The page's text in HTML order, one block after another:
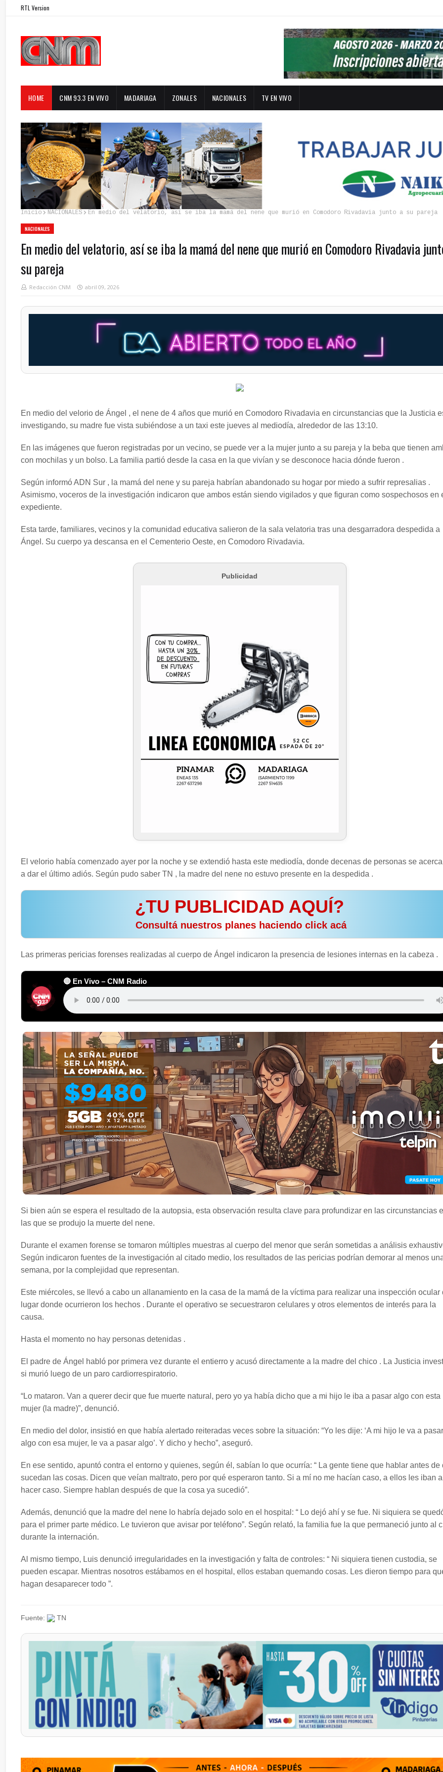
RTL Version
HOME CNM 93.3 EN VIVO MADARIAGA ZONALES NACIONALES TV EN VIVO
Inicio NACIONALES En medio del velatorio, así se iba la mamá del nene que murió en Comodoro Rivadavia junto a su pareja
NACIONALES
En medio del velatorio, así se iba la mamá del nene que murió en Comodoro Rivadavia
su pareja
Redacción CNM abril 09, 2026
En medio del velorio de Ángel , el nene de 4 años que murió en Comodoro Rivadavia en circunstancias que la Justicia
investigando, su madre fue vista subiéndose a un taxi este jueves al mediodía, alrededor de las 13:10.
En las imágenes que fueron registradas por un vecino, se puede ver a la mujer junto a su pareja y la beba que tienen
con mochilas y un bolso. La familia partió desde la casa en la que vivían y se desconoce hacia dónde fueron .
Según informó ADN Sur , la mamá del nene y su pareja habrían abandonado su hogar por miedo a sufrir represalias .
Asimismo, voceros de la investigación indicaron que ambos están siendo vigilados y que figuran como sospechosos en
expediente.
Esta tarde, familiares, vecinos y la comunidad educativa salieron de la sala velatoria tras una desgarradora despedida a
Ángel. Su cuerpo ya descansa en el Cementerio Oeste, en Comodoro Rivadavia.
Publicidad
El velorio había comenzado ayer por la noche y se extendió hasta este mediodía, donde decenas de personas se
a dar el último adiós. Según pudo saber TN , la madre del nene no estuvo presente en la despedida .
¿TU PUBLICIDAD AQUÍ?
️ Consultá nuestros planes haciendo click acá
Las primeras pericias forenses realizadas al cuerpo de Ángel indicaron la presencia de lesiones internas en la cabeza .
🔴 En Vivo – CNM Radio
Si bien aún se espera el resultado de la autopsia, esta observación resulta clave para profundizar en las circunstancias
las que se produjo la muerte del nene.
Durante el examen forense se tomaron múltiples muestras al cuerpo del menor que serán sometidas a análisis
Según indicaron fuentes de la investigación al citado medio, los resultados de las pericias podrían demorar al menos
semana, por la complejidad que representan.
Este miércoles, se llevó a cabo un allanamiento en la casa de la mamá de la víctima para realizar una inspección ocular
lugar donde ocurrieron los hechos . Durante el operativo se secuestraron celulares y otros elementos de interés para la
causa.
Hasta el momento no hay personas detenidas .
El padre de Ángel habló por primera vez durante el entierro y acusó directamente a la madre del chico . La Justicia
si murió luego de un paro cardiorrespiratorio.
“Lo mataron. Van a querer decir que fue muerte natural, pero yo ya había dicho que a mi hijo le iba a pasar algo con esta
mujer (la madre)”, denunció.
En medio del dolor, insistió en que había alertado reiteradas veces sobre la situación: “Yo les dije: ‘A mi hijo le va a pasar
algo con esa mujer, le va a pasar algo’. Y dicho y hecho”, aseguró.
En ese sentido, apuntó contra el entorno y quienes, según él, sabían lo que ocurría: “ La gente tiene que hablar antes de
sucedan las cosas. Dicen que veían maltrato, pero por qué esperaron tanto. Si a mí no me hacían caso, a ellos les iban a
hacer caso. Siempre hablan después de que la cosa ya sucedió”.
Además, denunció que la madre del nene lo habría dejado solo en el hospital: “ Lo dejó ahí y se fue. Ni siquiera se
para el primer parte médico. Le tuvieron que avisar por teléfono”. Según relató, la familia fue la que permaneció junto al
durante la internación.
Al mismo tiempo, Luis denunció irregularidades en la investigación y falta de controles: “ Ni siquiera tienen custodia, se
pueden escapar. Mientras nosotros estábamos en el hospital, ellos estaban quemando cosas. Les dieron tiempo para
hagan desaparecer todo ”.
Fuente: TN